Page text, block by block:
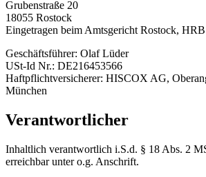
Grubenstraße 20
18055 Rostock
Eingetragen beim Amtsgericht Rostock,
Geschäftsführer: Olaf Lüder
USt-Id Nr.: DE216453566
Haftpflichtversicherer: HISCOX AG,
München
Verantwortlicher
Inhaltlich verantwortlich i.S.d. § 18 Abs. 2
erreichbar unter o.g. Anschrift.